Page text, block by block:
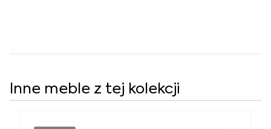
Inne meble z tej kolekcji